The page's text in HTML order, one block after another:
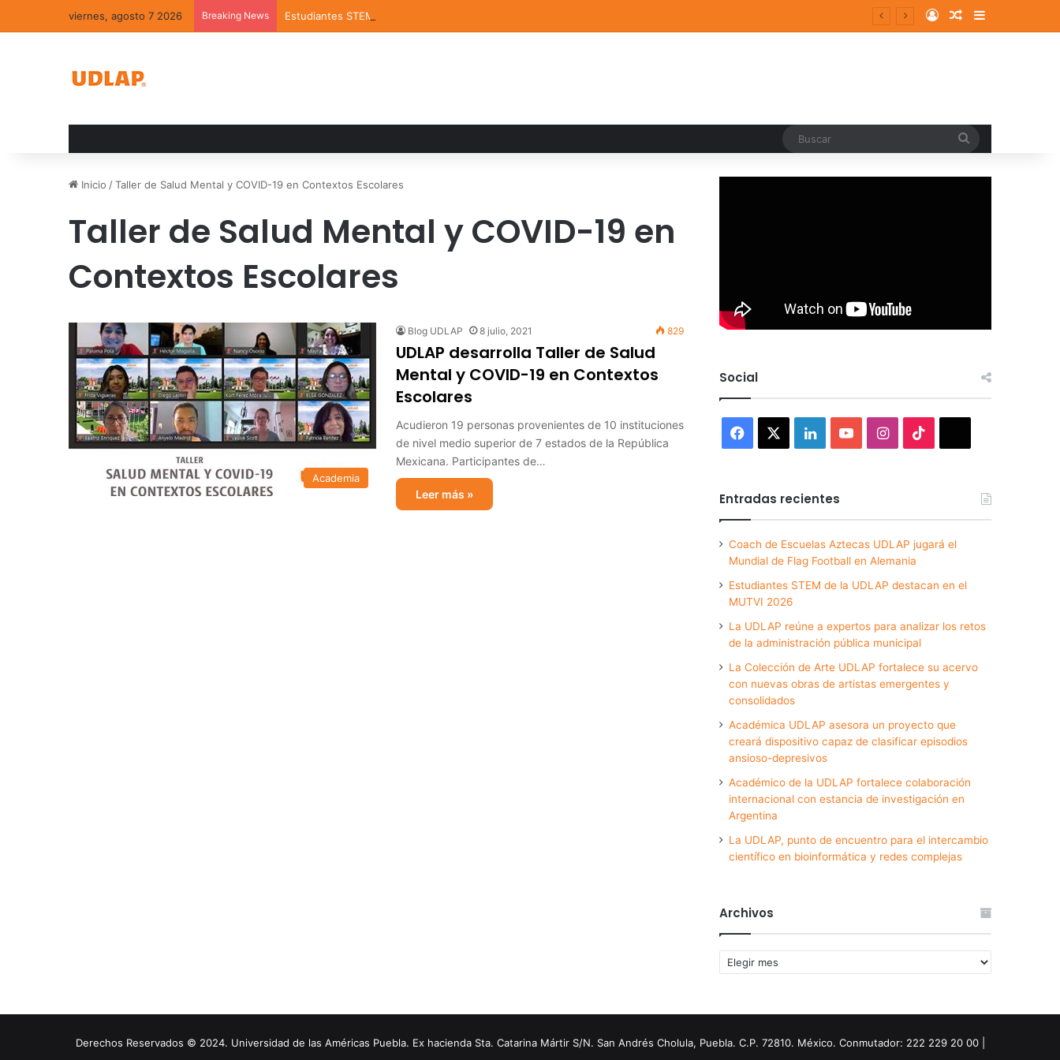
viernes, agosto 7 2026 Breaking News Estudiantes STEM de la UDLAP destacan en el MUTVI 2026 Log InRandom Article
Sidebar
Inicio /Taller de Salud Mental y COVID-19 en Contextos Escolares
Taller de Salud Mental y COVID-19 en
Contextos Escolares
Academia
Blog UDLAP 8 julio, 2021 829
UDLAP desarrolla Taller de Salud
Mental y COVID-19 en Contextos
Escolares
Acudieron 19 personas provenientes de 10 instituciones
de nivel medio superior de 7 estados de la República
Mexicana. Participantes de…
Leer más »
Social
Facebook LinkedInYouTubeInstagram
Entradas recientes
Coach de Escuelas Aztecas UDLAP jugará el
Mundial de Flag Football en Alemania
Estudiantes STEM de la UDLAP destacan en el
MUTVI 2026
La UDLAP reúne a expertos para analizar los retos
de la administración pública municipal
La Colección de Arte UDLAP fortalece su acervo
con nuevas obras de artistas emergentes y
consolidados
Académica UDLAP asesora un proyecto que
creará dispositivo capaz de clasificar episodios
ansioso-depresivos
Académico de la UDLAP fortalece colaboración
internacional con estancia de investigación en
Argentina
La UDLAP, punto de encuentro para el intercambio
científico en bioinformática y redes complejas
Archivos
Archivos
Derechos Reservados © 2024. Universidad de las Américas Puebla. Ex hacienda Sta. Catarina Mártir S/N. San Andrés Cholula, Puebla. C.P. 72810. México. Conmutador: 222 229 20 00 |